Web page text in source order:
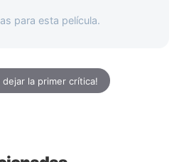
para esta película.
dejar la primer crítica!